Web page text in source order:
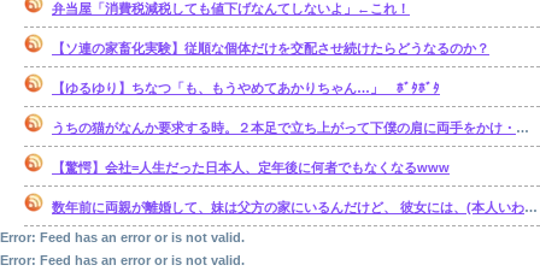
弁当屋「消費税減税しても値下げなんてしないよ」←これ！
【ソ連の家畜化実験】従順な個体だけを交配させ続けたらどうなるのか？
【ゆるゆり】ちなつ「も、もうやめてあかりちゃん…」 ﾎﾞﾀﾎﾞﾀ
うちの猫がなんか要求する時。２本足で立ち上がって下僕の肩に両手をかけ・・・【再】
【驚愕】会社=人生だった日本人、定年後に何者でもなくなるwww
数年前に両親が離婚して、妹は父方の家にいるんだけど、 彼女には、(本人いわく)霊感があるらしい。【再】
Error: Feed has an error or is not valid.
Error: Feed has an error or is not valid.